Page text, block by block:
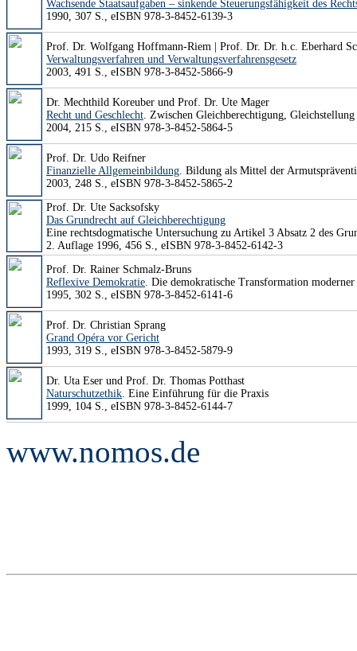
Wachsende Staatsaufgaben – sinkende Steuerungsfähigkeit des
1990, 307 S., eISBN 978-3-8452-6139-3
Prof. Dr. Wolfgang Hoffmann-Riem | Prof. Dr. Dr. h.c. Eberhard
Verwaltungsverfahren und Verwaltungsverfahrensgesetz
2003, 491 S., eISBN 978-3-8452-5866-9
Dr. Mechthild Koreuber und Prof. Dr. Ute Mager
Recht und Geschlecht . Zwischen Gleichberechtigung,
2004, 215 S., eISBN 978-3-8452-5864-5
Prof. Dr. Udo Reifner
Finanzielle Allgemeinbildung . Bildung als Mittel der
2003, 248 S., eISBN 978-3-8452-5865-2
Prof. Dr. Ute Sacksofsky
Das Grundrecht auf Gleichberechtigung
Eine rechtsdogmatische Untersuchung zu Artikel 3 Absatz 2 des
2. Auflage 1996, 456 S., eISBN 978-3-8452-6142-3
Prof. Dr. Rainer Schmalz-Bruns
Reflexive Demokratie . Die demokratische Transformation
1995, 302 S., eISBN 978-3-8452-6141-6
Prof. Dr. Christian Sprang
Grand Opéra vor Gericht
1993, 319 S., eISBN 978-3-8452-5879-9
Dr. Uta Eser und Prof. Dr. Thomas Potthast
Naturschutzethik . Eine Einführung für die Praxis
1999, 104 S., eISBN 978-3-8452-6144-7
www.nomos.de